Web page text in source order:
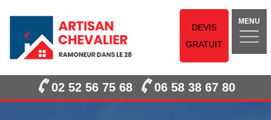
DEVIS
GRATUIT
MENU
02 52 56 75 68 06 58 38 67 80